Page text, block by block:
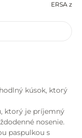
ERSA z
kúsok, ktorý
ktorý je príjemný
nosenie.
paspulkou s